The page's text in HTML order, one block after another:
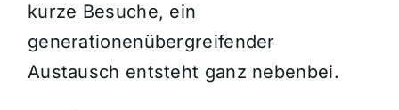
kurze Besuche, ein
generationenübergreifender
Austausch entsteht ganz nebenbei.